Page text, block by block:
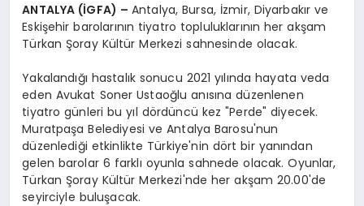
ANTALYA (İGFA) –Antalya, Bursa, İzmir, Diyarbakır ve
Eskişehir barolarının tiyatro topluluklarının her akşam
Türkan Şoray Kültür Merkezi sahnesinde olacak.
Yakalandığı hastalık sonucu 2021 yılında hayata veda
eden Avukat Soner Ustaoğlu anısına düzenlenen
tiyatro günleri bu yıl dördüncü kez "Perde" diyecek.
Muratpaşa Belediyesi ve Antalya Barosu'nun
düzenlediği etkinlikte Türkiye'nin dört bir yanından
gelen barolar 6 farklı oyunla sahnede olacak. Oyunlar,
Türkan Şoray Kültür Merkezi'nde her akşam 20.00'de
seyirciyle buluşacak.